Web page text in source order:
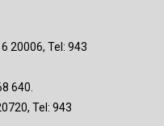
20006, Tel: 943
640.
Tel: 943